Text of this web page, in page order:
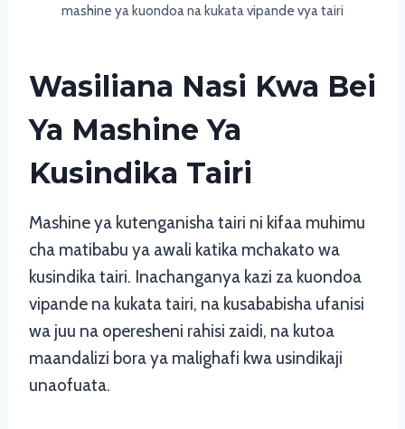
mashine ya kuondoa na kukata vipande vya tairi
Wasiliana Nasi Kwa Bei
Ya Mashine Ya
Kusindika Tairi
Mashine ya kutenganisha tairi ni kifaa muhimu
cha matibabu ya awali katika mchakato wa
kusindika tairi. Inachanganya kazi za kuondoa
vipande na kukata tairi, na kusababisha ufanisi
wa juu na operesheni rahisi zaidi, na kutoa
maandalizi bora ya malighafi kwa usindikaji
unaofuata.